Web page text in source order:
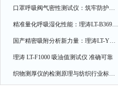
口罩呼吸阀气密性测试仪：筑牢防护口罩的质量关卡
精准量化呼吸湿化性能：理涛LT-B369湿化器数据采集装置技术解析
国产精密吸附分析新力量：理涛LT-Y019A全自动高压吸附仪的性能与应用解析
理涛 LT-F1000 吸油值测试仪 准确可靠
织物测厚仪的检测原理与纺织行业标准化应用